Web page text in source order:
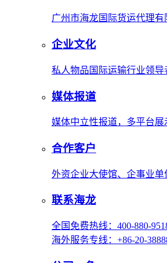
广州市海龙国际货运代理
企业文化
私人物品国际运输行业领
媒体报道
媒体中立性报道，多平台
合作客户
外资企业大使馆、企事业单
联系海龙
全国免费热线：400-880-
海外服务专线：+86-20-